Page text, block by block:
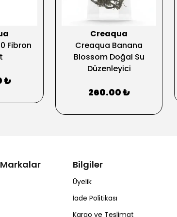
Fibron
₺
Creaqua
Creaqua Banana
Blossom Doğal Su
Düzenleyici
260.00 ₺
Bilgiler
Üyelik
İade Politikası
Kargo ve Teslimat